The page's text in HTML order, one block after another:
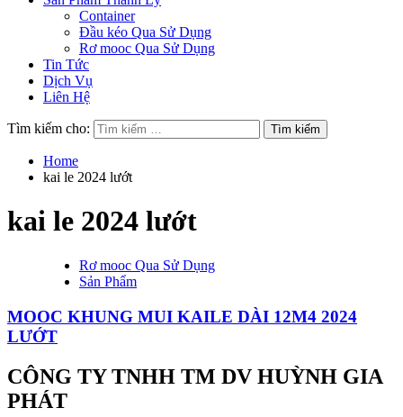
Container
Đầu kéo Qua Sử Dụng
Rơ mooc Qua Sử Dụng
Tin Tức
Dịch Vụ
Liên Hệ
Tìm kiếm cho:
Home
kai le 2024 lướt
kai le 2024 lướt
Rơ mooc Qua Sử Dụng
Sản Phẩm
MOOC KHUNG MUI KAILE DÀI 12M4 2024
LƯỚT
CÔNG TY TNHH TM DV HUỲNH GIA
PHÁT